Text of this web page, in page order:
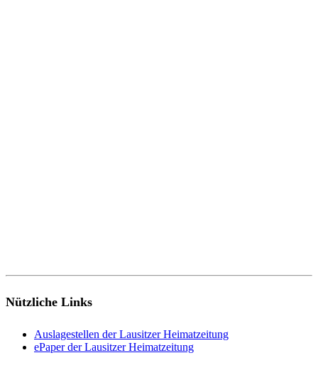
Nützliche Links
Auslagestellen der Lausitzer Heimatzeitung
ePaper der Lausitzer Heimatzeitung